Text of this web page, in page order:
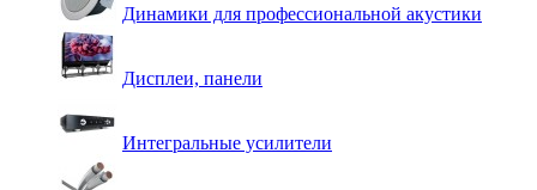
Динамики для профессиональной акустики
Дисплеи, панели
Интегральные усилители